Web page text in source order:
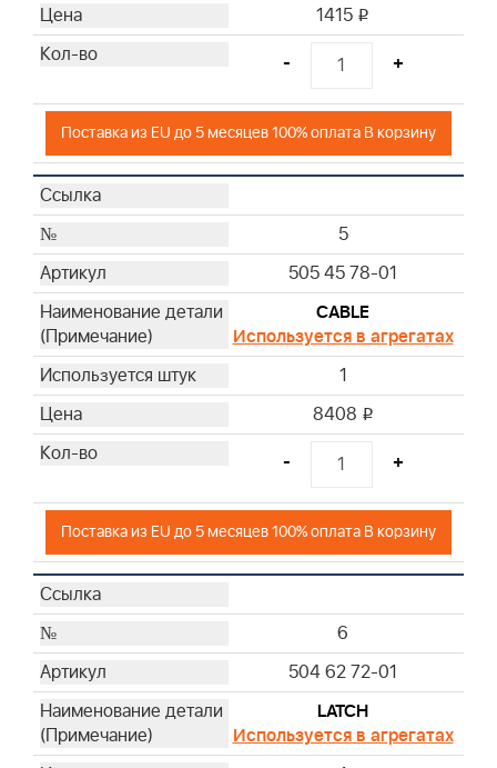
1415 i
- +
Поставка из EU до 5 месяцев 100% оплата В корзину
5
505 45 78-01
CABLE
Используется в агрегатах
1
8408 i
- +
Поставка из EU до 5 месяцев 100% оплата В корзину
6
504 62 72-01
LATCH
Используется в агрегатах